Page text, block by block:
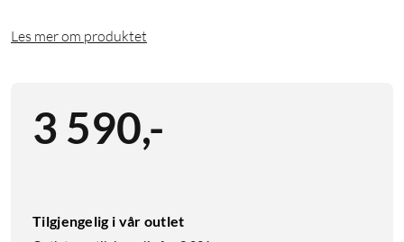
Les mer om produktet
3 590,-
Tilgjengelig i vår outlet